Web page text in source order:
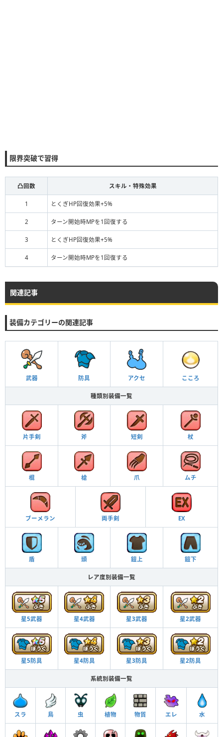
限界突破で習得
凸回数 スキル・特殊効果
1 とくぎHP回復効果+5%
2 ターン開始時MPを1回復する
3 とくぎHP回復効果+5%
4 ターン開始時MPを1回復する
関連記事
装備カテゴリーの関連記事
武器 防具 アクセ こころ
種類別装備一覧
片手剣 斧 短剣 杖
棍 槍 爪 ムチ
ブーメラン 両手剣 EX
盾 頭 鎧上 鎧下
レア度別装備一覧
星5武器 星4武器 星3武器 星2武器
星5防具 星4防具 星3防具 星2防具
系統別装備一覧
スラ 鳥 虫 植物 物質 エレ 水